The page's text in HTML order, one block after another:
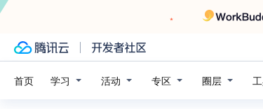
首页 学习 活动 专区 圈层